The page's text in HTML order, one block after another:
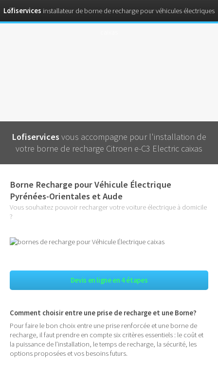
Lofiservices vous accompagne pour l'installation de
votre borne de recharge Citroen e-C3 Electric caixas
Borne Recharge pour Véhicule Électrique
Pyrénées-Orientales et Aude
Vous souhaitez pouvoir recharger votre voiture électrique à domicile
?
Devis en ligne en 4 étapes
Comment choisir entre une prise de recharge et une Borne?
Pour faire le bon choix entre une prise renforcée et une borne de
recharge, il faut prendre en compte six critères essentiels : le coût et
la puissance de l’installation, le temps de recharge, la sécurité, les
options proposées et vos besoins futurs.
Lofiservices installateur de borne de recharge pour véhicules électriques